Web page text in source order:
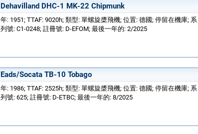
Dehavilland DHC-1 MK-22 Chipmunk
年: 1951; TTAF: 9020h; 類型: 單螺旋槳飛機; 位置: 德國; 停留在機庫; 系
列號: C1-0248; 註冊號: D-EFOM; 最後一年的: 2/2025
Eads/Socata TB-10 Tobago
年: 1986; TTAF: 2525h; 類型: 單螺旋槳飛機; 位置: 德國; 停留在機庫; 系
列號: 625; 註冊號: D-ETBC; 最後一年的: 8/2025